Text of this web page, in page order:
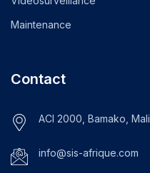
Maintenance
Contact
ACI 2000, Bamako, Mali
info@sis-afrique.com